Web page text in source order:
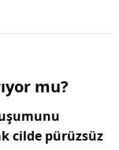
mu?
cilde pürüzsüz